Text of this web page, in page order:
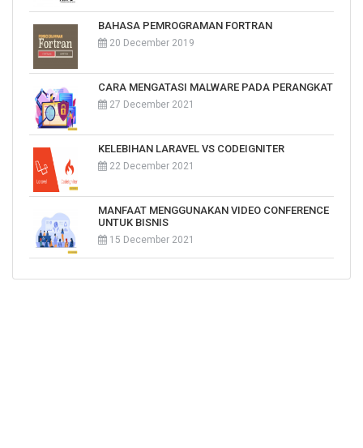
BAHASA PEMROGRAMAN FORTRAN
20 December 2019
CARA MENGATASI MALWARE PADA PERANGKAT
27 December 2021
KELEBIHAN LARAVEL VS CODEIGNITER
22 December 2021
MANFAAT MENGGUNAKAN VIDEO CONFERENCE
UNTUK BISNIS
15 December 2021